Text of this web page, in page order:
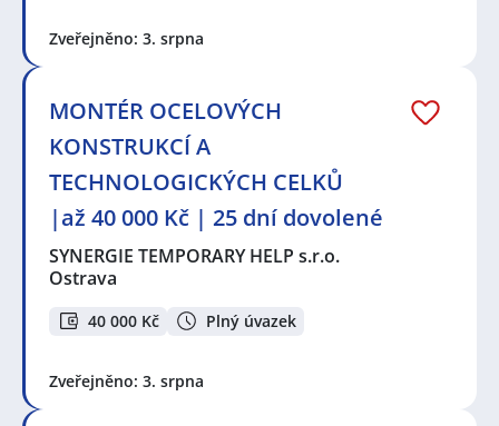
Zveřejněno: 3. srpna
MONTÉR OCELOVÝCH
KONSTRUKCÍ A
TECHNOLOGICKÝCH CELKŮ
|až 40 000 Kč | 25 dní dovolené
SYNERGIE TEMPORARY HELP s.r.o.
Ostrava
40 000 Kč Plný úvazek
Zveřejněno: 3. srpna